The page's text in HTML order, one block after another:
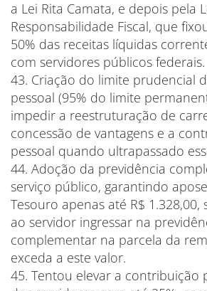
a Lei Rita Camata, e depois pela
Responsabilidade Fiscal, que
50% das receitas líquidas
com servidores públicos federais.
43. Criação do limite prudencial
pessoal (95% do limite
impedir a reestruturação de
concessão de vantagens e a
pessoal quando ultrapassado
44. Adoção da previdência
serviço público, garantindo
Tesouro apenas até R$
ao servidor ingressar na
complementar na parcela da
exceda a este valor.
45. Tentou elevar a contribuição